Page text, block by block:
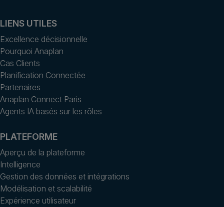
LIENS UTILES
Excellence décisionnelle
Pourquoi Anaplan
Cas Clients
Planification Connectée
Partenaires
Anaplan Connect Paris
Agents IA basés sur les rôles
PLATEFORME
Aperçu de la plateforme
Intelligence
Gestion des données et intégrations
Modélisation et scalabilité
Expérience utilisateur